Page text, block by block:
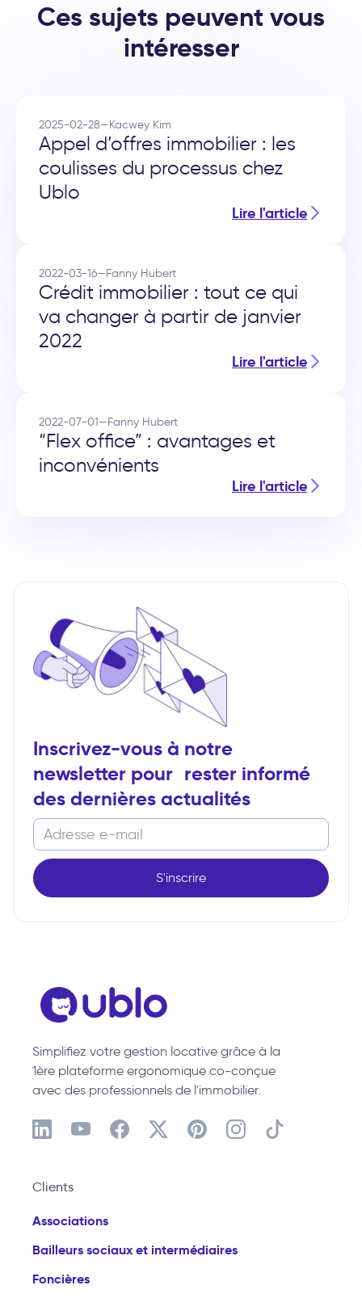
Ces sujets peuvent vous
intéresser
2025-02-28—Kacwey Kim
Appel d’offres immobilier : les
coulisses du processus chez
Ublo
Lire l'article
2022-03-16—Fanny Hubert
Crédit immobilier : tout ce qui
va changer à partir de janvier
2022
Lire l'article
2022-07-01—Fanny Hubert
“Flex office” : avantages et
inconvénients
Lire l'article
Inscrivez-vous à notre
newsletter pour rester informé
des dernières actualités
Simplifiez votre gestion locative grâce à la
1ère plateforme ergonomique co-conçue
avec des professionnels de l'immobilier.
Clients
Associations
Bailleurs sociaux et intermédiaires
Foncières